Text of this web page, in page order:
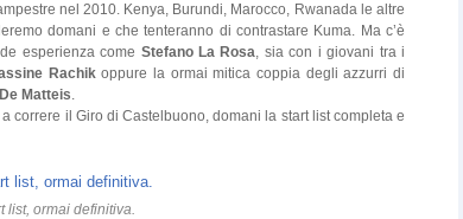
nel 2010. Kenya, Burundi, Marocco, Rwanada le altre
domani e che tenteranno di contrastare Kuma. Ma c’è
esperienza come Stefano La Rosa, sia con i giovani tra i
Rachikoppure la ormai mitica coppia degli azzurri di
Matteis.
correre il Giro di Castelbuono, domani la start list completa e
list, ormai definitiva.